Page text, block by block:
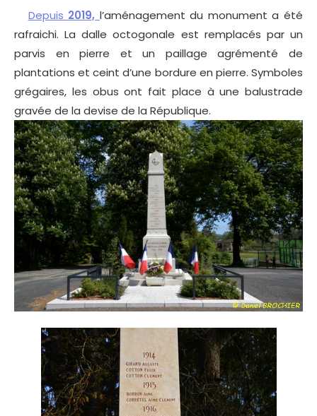
Depuis 2019, l’aménagement du monument a été
rafraichi. La dalle octogonale est remplacés par un
parvis en pierre et un paillage agrémenté de
plantations et ceint d’une bordure en pierre. Symboles
grégaires, les obus ont fait place à une balustrade
gravée de la devise de la République.